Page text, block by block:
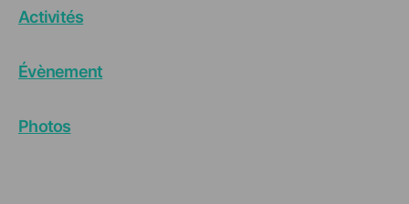
Activités
Évènement
Photos